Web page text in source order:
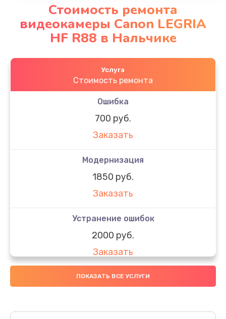
Стоимость ремонта
видеокамеры Canon LEGRIA
HF R88 в Нальчике
Услуга
Стоимость ремонта
Ошибка
700 руб.
Заказать
Модернизация
1850 руб.
Заказать
Устранение ошибок
2000 руб.
Заказать
Ремонт после залития
Заказать
ПОКАЗАТЬ ВСЕ УСЛУГИ